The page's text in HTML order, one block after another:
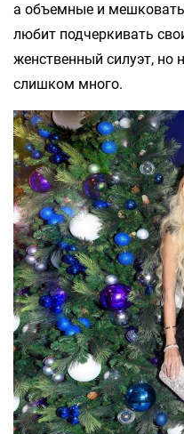
а объемные и
любит подчеркивать
женственный силуэт, но
слишком много.